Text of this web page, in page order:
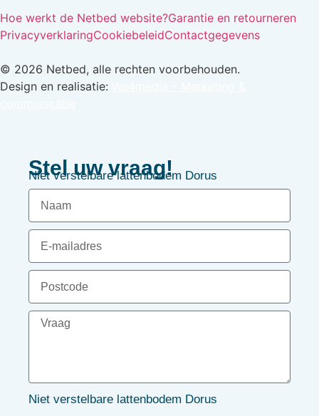
Hoe werkt de Netbed website?Garantie en retourneren
PrivacyverklaringCookiebeleidContactgegevens
© 2026 Netbed, alle rechten voorbehouden.
Design en realisatie:
Stel uw vraag!
Niet verstelbare lattenbodem Dorus
Niet verstelbare lattenbodem Dorus